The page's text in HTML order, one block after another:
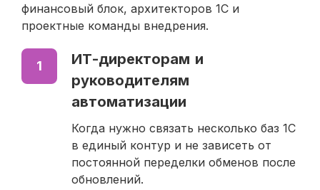
финансовый блок, архитекторов 1С и
проектные команды внедрения.
1
ИТ-директорам и
руководителям
автоматизации
Когда нужно связать несколько баз 1С
в единый контур и не зависеть от
постоянной переделки обменов после
обновлений.